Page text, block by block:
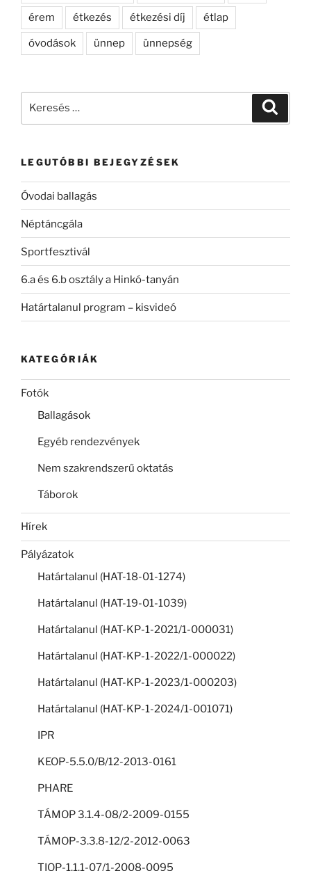
érem étkezés étkezési díj étlap
óvodások ünnep ünnepség
LEGUTÓBBI BEJEGYZÉSEK
Óvodai ballagás
Néptáncgála
Sportfesztivál
6.a és 6.b osztály a Hinkó-tanyán
Határtalanul program – kisvideó
KATEGÓRIÁK
Fotók
Ballagások
Egyéb rendezvények
Nem szakrendszerű oktatás
Táborok
Hírek
Pályázatok
Határtalanul (HAT-18-01-1274)
Határtalanul (HAT-19-01-1039)
Határtalanul (HAT-KP-1-2021/1-000031)
Határtalanul (HAT-KP-1-2022/1-000022)
Határtalanul (HAT-KP-1-2023/1-000203)
Határtalanul (HAT-KP-1-2024/1-001071)
IPR
KEOP-5.5.0/B/12-2013-0161
PHARE
TÁMOP 3.1.4-08/2-2009-0155
TÁMOP-3.3.8-12/2-2012-0063
TIOP-1.1.1-07/1-2008-0095